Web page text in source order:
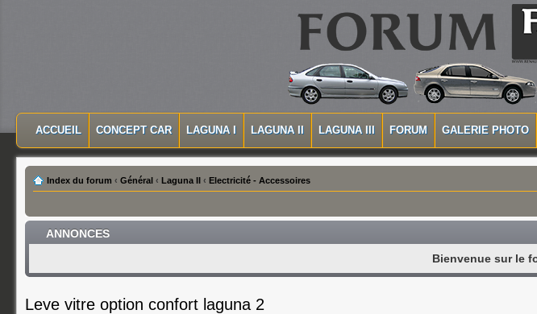
MENU PRINCIPAL
ACCUEIL CONCEPT CAR LAGUNA I LAGUNA II LAGUNA III FORUM GALERIE PHOTO
Index du forum ‹ Général ‹ Laguna II ‹ Electricité - Accessoires
ANNONCES
Bienvenue sur le
Leve vitre option confort laguna 2